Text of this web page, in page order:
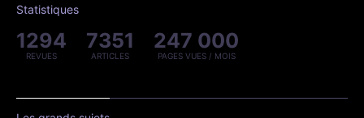
Statistiques
1294
REVUES
7351
ARTICLES
247 000
PAGES VUES / MOIS